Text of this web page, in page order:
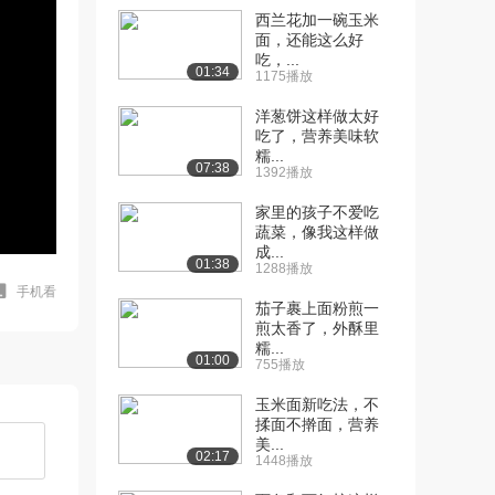
手机看
01:34
西兰花加一碗玉米
面，还能这么好
吃，...
1175播放
07:38
洋葱饼这样做太好
吃了，营养美味软
糯...
1392播放
01:38
家里的孩子不爱吃
蔬菜，像我这样做
成...
1288播放
01:00
茄子裹上面粉煎一
煎太香了，外酥里
糯...
755播放
02:17
玉米面新吃法，不
揉面不擀面，营养
美...
1448播放